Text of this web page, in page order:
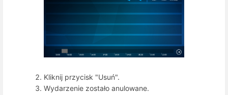
Kliknij przycisk "Usuń".
Wydarzenie zostało anulowane.